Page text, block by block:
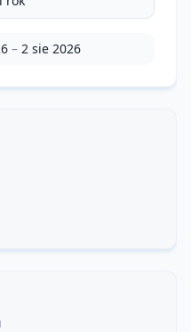
– 2 sie 2026